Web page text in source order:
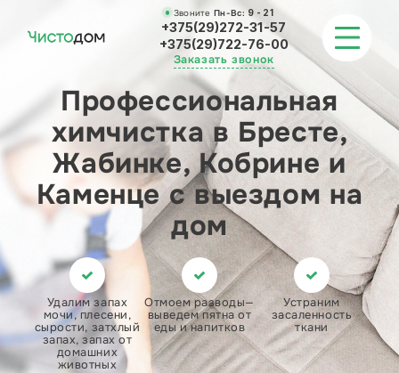
ЗвонитеПн-Вс: 9 - 21
+375(29)272-31-57
+375(29)722-76-00
Заказать звонок
ХИМЧИСТКА ДИВАНОВ И КОВРОВ
УБОРКА
НАШИ РАБОТЫ
О КОМПАНИИ
КОНТАКТЫ
Профессиональная
химчистка в Бресте,
Жабинке, Кобрине и
Каменце с выездом на
дом
Удалим запах
мочи, плесени,
сырости, затхлый
запах, запах от
домашних
животных
Отмоем разводы—
выведем пятна от
еды и напитков
Устраним
засаленность
ткани